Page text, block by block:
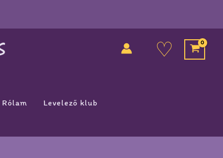
♡
Rólam Levelező klub